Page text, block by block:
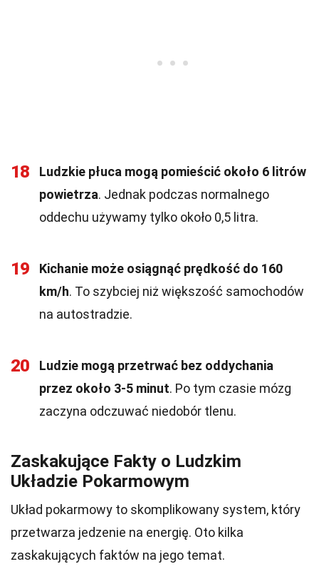
18
Ludzkie płuca mogą pomieścić około 6 litrów
powietrza. Jednak podczas normalnego
oddechu używamy tylko około 0,5 litra.
19
Kichanie może osiągnąć prędkość do 160
km/h. To szybciej niż większość samochodów
na autostradzie.
20
Ludzie mogą przetrwać bez oddychania
przez około 3-5 minut. Po tym czasie mózg
zaczyna odczuwać niedobór tlenu.
Zaskakujące Fakty o Ludzkim
Układzie Pokarmowym
Układ pokarmowy to skomplikowany system, który
przetwarza jedzenie na energię. Oto kilka
zaskakujących faktów na jego temat.